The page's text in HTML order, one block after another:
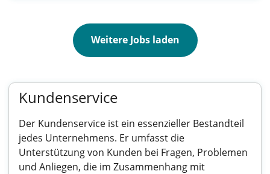
Weitere Jobs laden
Kundenservice
Der Kundenservice ist ein essenzieller Bestandteil
jedes Unternehmens. Er umfasst die
Unterstützung von Kunden bei Fragen, Problemen
und Anliegen, die im Zusammenhang mit